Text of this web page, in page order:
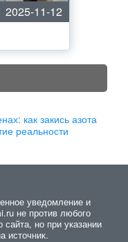
2025-11-12
как закись азота
реальности
уведомление и
не против любого
сайта, но при указании
источник.